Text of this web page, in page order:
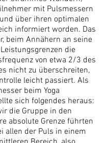
mit Pulsmessern
über ihren optimalen
informiert worden. Das
beim Annähern an seine
die
von etwa 2/3 des
nicht zu überschreiten,
leicht passiert. Als
beim Yoga
sich folgendes heraus:
die Gruppe in den
absolute Grenze führten
allen der Puls in einem